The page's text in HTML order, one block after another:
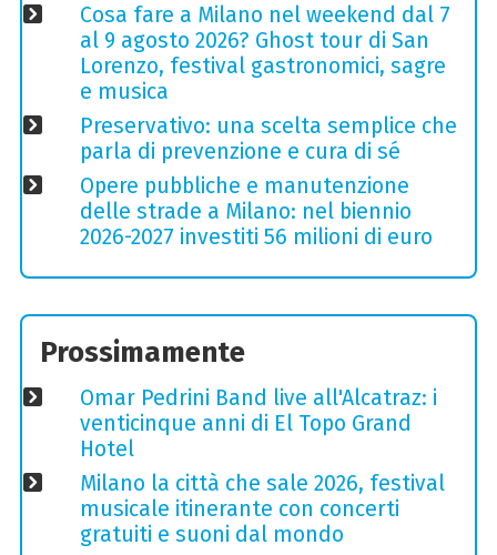
Cosa fare a Milano nel weekend dal 7
al 9 agosto 2026? Ghost tour di San
Lorenzo, festival gastronomici, sagre
e musica
Preservativo: una scelta semplice che
parla di prevenzione e cura di sé
Opere pubbliche e manutenzione
delle strade a Milano: nel biennio
2026-2027 investiti 56 milioni di euro
Prossimamente
Omar Pedrini Band live all'Alcatraz: i
venticinque anni di El Topo Grand
Hotel
Milano la città che sale 2026, festival
musicale itinerante con concerti
gratuiti e suoni dal mondo